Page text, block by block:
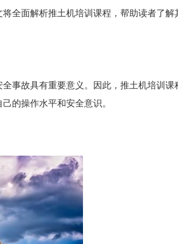
全面解析推土机培训课程，帮助读者了解
事故具有重要意义。因此，推土机培训课
的操作水平和安全意识。